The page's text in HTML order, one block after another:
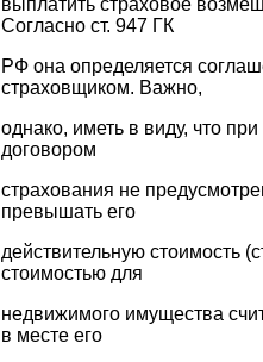
выплатить страховое
Согласно ст. 947 ГК
РФ она определяется
страховщиком. Важно,
однако, иметь в виду, что
договором
страхования не
превышать его
действительную стоимость
стоимостью для
недвижимого имущества
в месте его